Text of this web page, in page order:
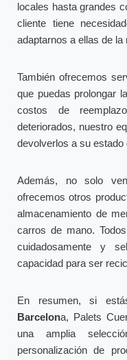
locales hasta grandes
cliente tiene
adaptarnos a ellas de
También ofrecemos
que puedas prolongar
costos de
deteriorados, nuestro
devolverlos a su estado
Además, no solo
ofrecemos otros
almacenamiento de
carros de mano.
cuidadosamente y
capacidad para ser
En resumen, si
Barcelona, Palets
una amplia
personalización de